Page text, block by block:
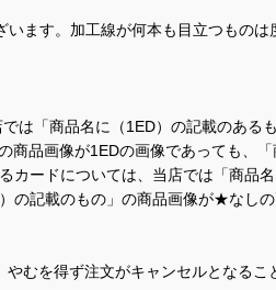
ます。加工線が何本も目立つものは
は「商品名に（1ED）の記載のあ
品画像が1EDの画像であっても、
ードについては、当店では「商
記載のもの」の商品画像が★なし
むを得ず注文がキャンセルとなるこ